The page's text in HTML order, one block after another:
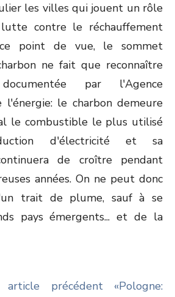
les villes qui jouent un rôle
contre le réchauffement
point de vue, le sommet
ne fait que reconnaître
par l'Agence
l'énergie: le charbon demeure
le combustible le plus utilisé
d'électricité et sa
de croître pendant
années. On ne peut donc
trait de plume, sauf à se
pays émergents... et de la
précédent «Pologne: